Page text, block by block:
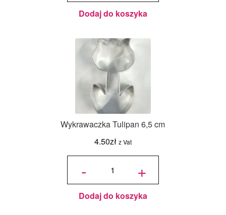
Dodaj do koszyka
Wykrawaczka Tulipan 6,5 cm
4.50zł z Vat
-
ilość
Tulipan 6,5 +
Dodaj do koszyka